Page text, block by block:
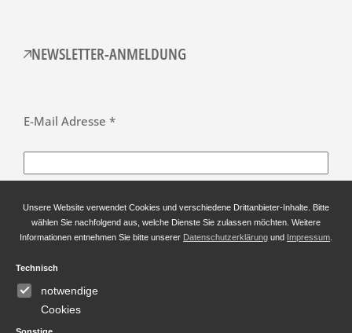
NEWSLETTER-ANMELDUNG
E-Mail Adresse *
Vorname
Unsere Website verwendet Cookies und verschiedene Drittanbieter-Inhalte. Bitte
wählen Sie nachfolgend aus, welche Dienste Sie zulassen möchten. Weitere
Informationen entnehmen Sie bitte unserer Datenschutzerklärung und Impressum
Technisch
notwendige
Cookies